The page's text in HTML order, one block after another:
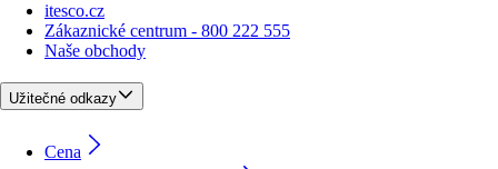
itesco.cz
Zákaznické centrum - 800 222 555
Naše obchody
Užitečné odkazy
Cena